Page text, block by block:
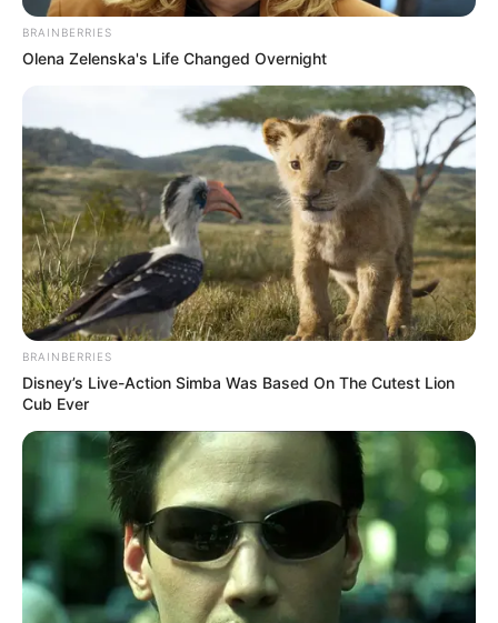
BRAINBERRIES
Olena Zelenska's Life Changed Overnight
BRAINBERRIES
Disney’s Live-Action Simba Was Based On The Cutest Lion
Cub Ever